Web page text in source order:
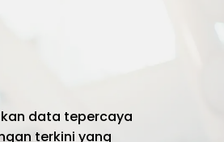
data tepercaya
terkini yang